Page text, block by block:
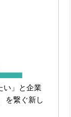
い」と企業
を繋ぐ新し